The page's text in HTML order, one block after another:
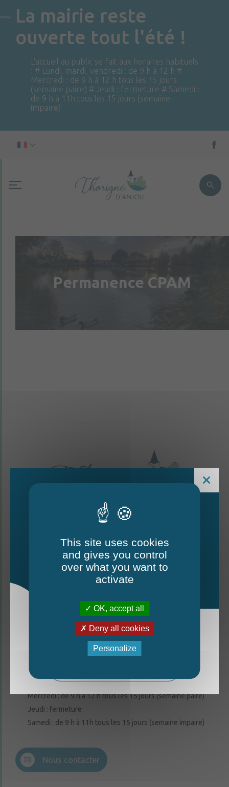
La mairie reste
ouverte tout l'été !
L'accueil au public se fait aux horaires habituels
: # Lundi, mardi, vendredi : de 9 h à 12 h #
Mercredi : de 9 h à 12 h tous les 15 jours
(semaine paire) # Jeudi : fermeture # Samedi :
de 9 h à 11h tous les 15 jours (semaine
impaire)
Permanence CPAM
CONTACTEZ-NOUS
6 rue de la Harderie, 49220 Thorigné d’Anjou
Lundi, mardi, vendredi : de 9 h à 12 h
Mercredi : de 9 h à 12 h tous les 15 jours (semaine paire)
Jeudi : fermeture
Samedi : de 9 h à 11h tous les 15 jours (semaine impaire)
Nous contacter
Le Mag - édition estivale
La nouvelle édition du Mag est arrivée!
This site uses cookies
and gives you control
over what you want to
activate
OK, accept all
Deny all cookies
Personalize